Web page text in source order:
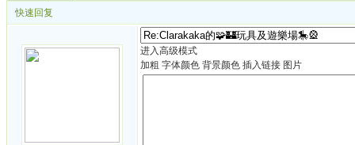
快速回复
进入高级模式
加粗 字体颜色 背景颜色 插入链接 图片